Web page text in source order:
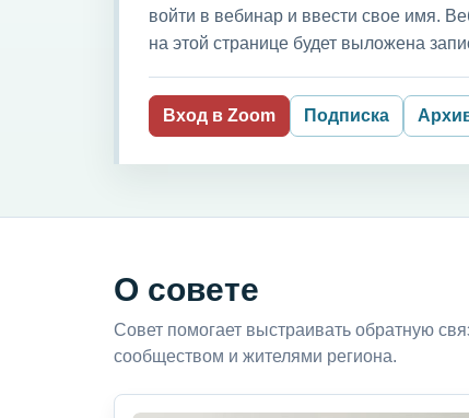
войти в вебинар и ввести свое имя.
на этой странице будет выложена
Вход в Zoom Подписка
О совете
Совет помогает выстраивать обратную
сообществом и жителями региона.